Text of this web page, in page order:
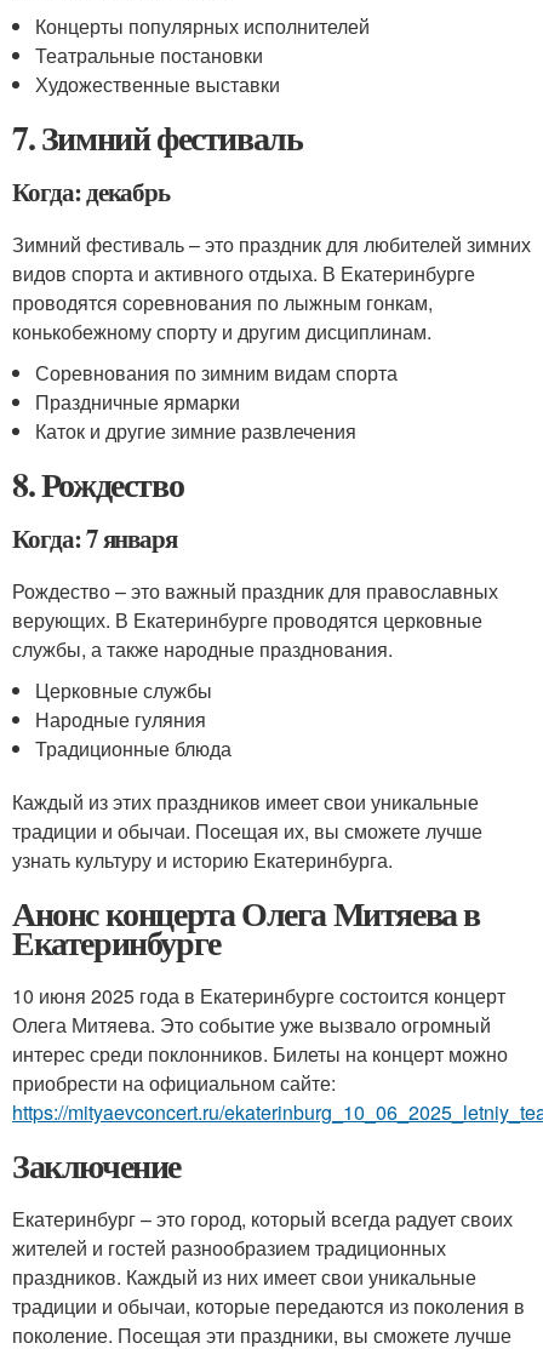
Концерты популярных исполнителей
Театральные постановки
Художественные выставки
7. Зимний фестиваль
Когда: декабрь
Зимний фестиваль – это праздник для любителей зимних
видов спорта и активного отдыха. В Екатеринбурге
проводятся соревнования по лыжным гонкам,
конькобежному спорту и другим дисциплинам.
Соревнования по зимним видам спорта
Праздничные ярмарки
Каток и другие зимние развлечения
8. Рождество
Когда: 7 января
Рождество – это важный праздник для православных
верующих. В Екатеринбурге проводятся церковные
службы, а также народные празднования.
Церковные службы
Народные гуляния
Традиционные блюда
Каждый из этих праздников имеет свои уникальные
традиции и обычаи. Посещая их, вы сможете лучше
узнать культуру и историю Екатеринбурга.
Анонс концерта Олега Митяева в
Екатеринбурге
10 июня 2025 года в Екатеринбурге состоится концерт
Олега Митяева. Это событие уже вызвало огромный
интерес среди поклонников. Билеты на концерт можно
приобрести на официальном сайте:
https://mityaevconcert.ru/
Заключение
Екатеринбург – это город, который всегда радует своих
жителей и гостей разнообразием традиционных
праздников. Каждый из них имеет свои уникальные
традиции и обычаи, которые передаются из поколения в
поколение. Посещая эти праздники, вы сможете лучше